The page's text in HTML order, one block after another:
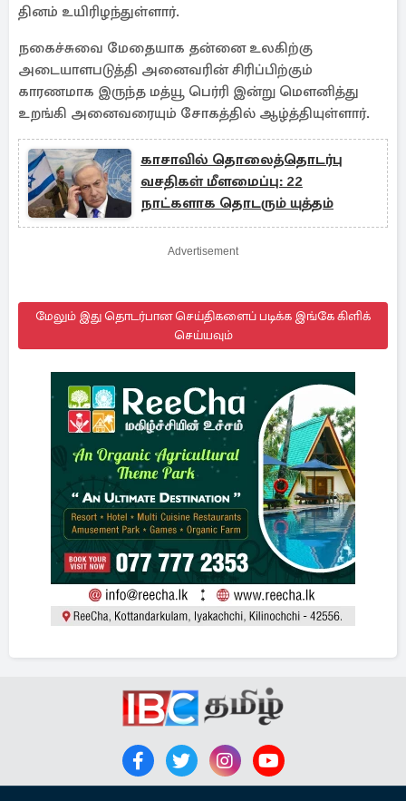
தினம் உயிரிழந்துள்ளார்.
நகைச்சுவை மேதையாக தன்னை உலகிற்கு
அடையாளபடுத்தி அனைவரின் சிரிப்பிற்கும்
காரணமாக இருந்த மத்யூ பெர்ரி இன்று மௌனித்து
உறங்கி அனைவரையும் சோகத்தில் ஆழ்த்தியுள்ளார்.
காசாவில் தொலைத்தொடர்பு
வசதிகள் மீளமைப்பு: 22
நாட்களாக தொடரும் யுத்தம்
Advertisement
மேலும் இது தொடர்பான செய்திகளைப் படிக்க இங்கே கிளிக்
செய்யவும்